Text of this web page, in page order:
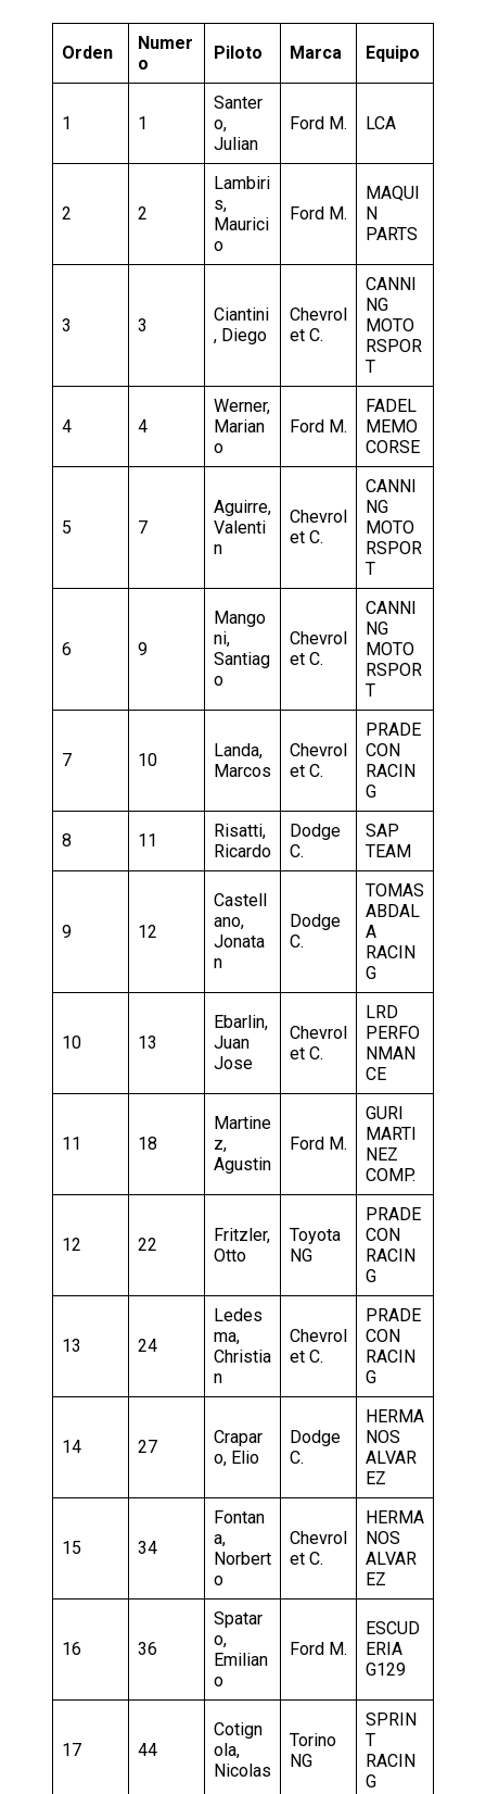
Orden
Numer
o
Piloto Marca Equipo
1 1
Santer
o,
Julian
Ford M. LCA
2 2
Lambiri
s,
Maurici
o
Ford M.
MAQUI
N
PARTS
3 3
Ciantini
, Diego
Chevrol
et C.
CANNI
NG
MOTO
RSPOR
T
4 4
Werner,
Marian
o
Ford M.
FADEL
MEMO
CORSE
5 7
Aguirre,
Valenti
n
Chevrol
et C.
CANNI
NG
MOTO
RSPOR
T
6 9
Mango
ni,
Santiag
o
Chevrol
et C.
CANNI
NG
MOTO
RSPOR
T
7 10
Landa,
Marcos
Chevrol
et C.
PRADE
CON
RACIN
G
8 11
Risatti,
Ricardo
Dodge
C.
SAP
TEAM
9 12
Castell
ano,
Jonata
n
Dodge
C.
TOMAS
ABDAL
A
RACIN
G
10 13
Ebarlin,
Juan
Jose
Chevrol
et C.
LRD
PERFO
NMAN
CE
11 18
Martine
z,
Agustin
Ford M.
GURI
MARTI
NEZ
COMP.
12 22
Fritzler,
Otto
Toyota
NG
PRADE
CON
RACIN
G
13 24
Ledes
ma,
Christia
n
Chevrol
et C.
PRADE
CON
RACIN
G
14 27
Crapar
o, Elio
Dodge
C.
HERMA
NOS
ALVAR
EZ
15 34
Fontan
a,
Norbert
o
Chevrol
et C.
HERMA
NOS
ALVAR
EZ
16 36
Spatar
o,
Emilian
o
Ford M.
ESCUD
ERIA
G129
17 44
Cotign
ola,
Nicolas
Torino
NG
SPRIN
T
RACIN
G